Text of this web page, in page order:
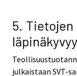
5. Tietojen
julkaistaan SVT-